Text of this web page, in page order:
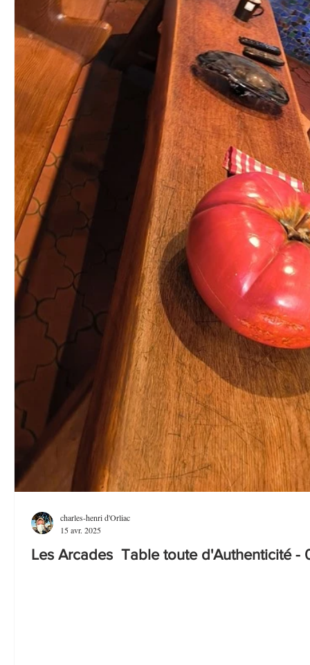
Les Arcades Table toute d'Authenticité -
charles-henri d'Orliac
15 avr. 2025